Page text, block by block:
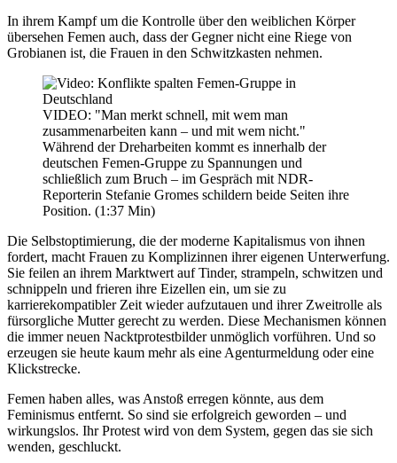
In ihrem Kampf um die Kontrolle über den weiblichen Körper
übersehen Femen auch, dass der Gegner nicht eine Riege von
Grobianen ist, die Frauen in den Schwitzkasten nehmen.
VIDEO: "Man merkt schnell, mit wem man
zusammenarbeiten kann – und mit wem nicht."
Während der Dreharbeiten kommt es innerhalb der
deutschen Femen-Gruppe zu Spannungen und
schließlich zum Bruch – im Gespräch mit NDR-
Reporterin Stefanie Gromes schildern beide Seiten ihre
Position. (1:37 Min)
Die Selbstoptimierung, die der moderne Kapitalismus von ihnen
fordert, macht Frauen zu Komplizinnen ihrer eigenen Unterwerfung.
Sie feilen an ihrem Marktwert auf Tinder, strampeln, schwitzen und
schnippeln und frieren ihre Eizellen ein, um sie zu
karrierekompatibler Zeit wieder aufzutauen und ihrer Zweitrolle als
fürsorgliche Mutter gerecht zu werden. Diese Mechanismen können
die immer neuen Nacktprotestbilder unmöglich vorführen. Und so
erzeugen sie heute kaum mehr als eine Agenturmeldung oder eine
Klickstrecke.
Femen haben alles, was Anstoß erregen könnte, aus dem
Feminismus entfernt. So sind sie erfolgreich geworden – und
wirkungslos. Ihr Protest wird von dem System, gegen das sie sich
wenden, geschluckt.